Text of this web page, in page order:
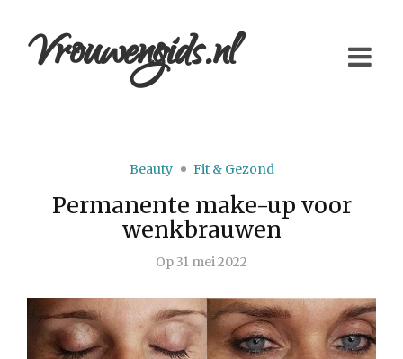
Vrouwengids.nl
Beauty Fit & Gezond
Permanente make-up voor
wenkbrauwen
Op 31 mei 2022